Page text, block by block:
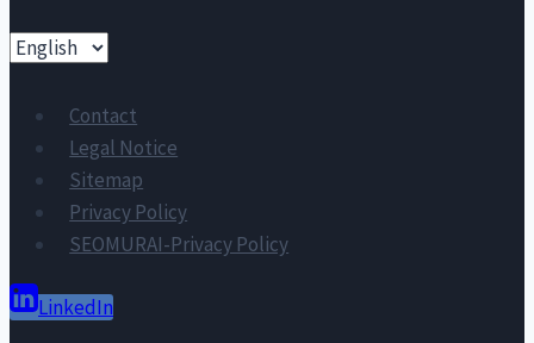
Choose
languageContact
Legal Notice
Sitemap
Privacy Policy
SEOMURAI-Privacy Policy
LinkedIn